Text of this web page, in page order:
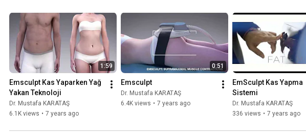
1:59
Emsculpt Kas Yaparken Yağ
Yakan Teknoloji
Dr. Mustafa KARATAŞ
6.1K views • 7 years ago
0:51
Emsculpt
Dr. Mustafa KARATAŞ
6.4K views • 7 years ago
EmSculpt Kas Yapma
Sistemi
Dr. Mustafa KARATAŞ
336 views • 7 years ago